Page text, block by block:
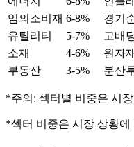
임의소비재 6-8%
경기
유틸리티
5-7%
고배
소재
4-6%
원자
부동산
3-5% 분산
*주의: 섹터별 비중은 시
*섹터 비중은 시장 상황